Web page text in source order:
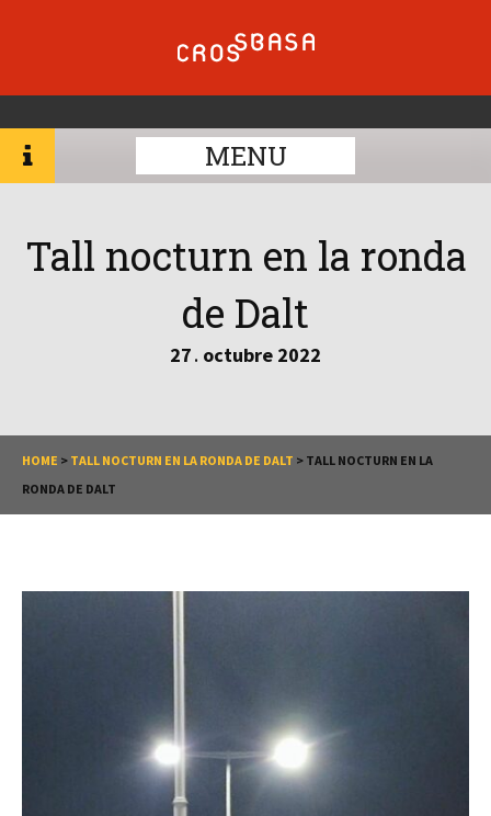
MENU
Tall nocturn en la ronda
de Dalt
27 . octubre 2022
HOME > TALL NOCTURN EN LA RONDA DE DALT > TALL NOCTURN EN LA
RONDA DE DALT